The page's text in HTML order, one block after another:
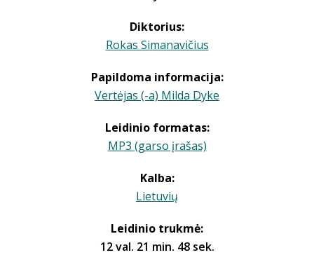
Diktorius:
Rokas Simanavičius
Papildoma informacija:
Vertėjas (-a) Milda Dyke
Leidinio formatas:
MP3 (garso įrašas)
Kalba:
Lietuvių
Leidinio trukmė:
12 val. 21 min. 48 sek.